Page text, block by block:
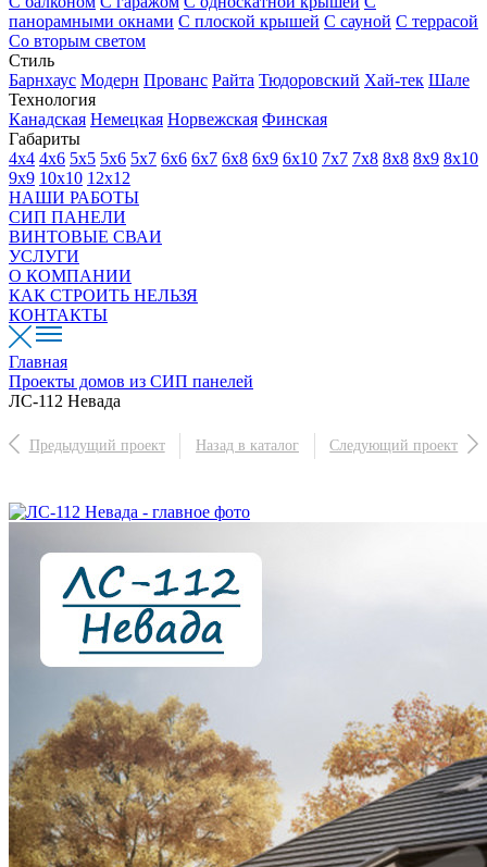
панорамными окнами С плоской крышей С сауной С террасой
Со вторым светом
Стиль
Барнхаус Модерн Прованс Райта Тюдоровский Хай-тек Шале
Технология
Канадская Немецкая Норвежская Финская
Габариты
4х4 4х6 5х5 5х6 5х7 6х6 6х7 6х8 6х9 6х10 7х7 7х8 8х8 8х9 8х10
9х9 10х10 12х12
НАШИ РАБОТЫ
СИП ПАНЕЛИ
ВИНТОВЫЕ СВАИ
УСЛУГИ
О КОМПАНИИ
КАК СТРОИТЬ НЕЛЬЗЯ
КОНТАКТЫ
Главная
Проекты домов из СИП панелей
ЛС-112 Невада
Предыдущий проект Назад в каталог Следующий проект